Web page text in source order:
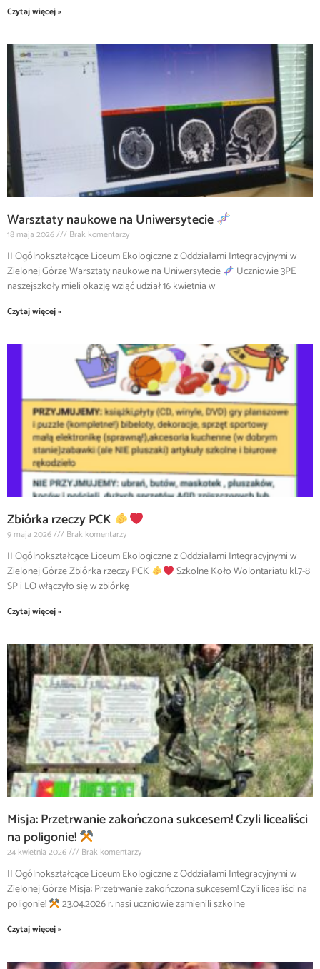
Czytaj więcej »
Warsztaty naukowe na Uniwersytecie
18 maja 2026 Brak komentarzy
II Ogólnokształcące Liceum Ekologiczne z Oddziałami Integracyjnymi w
Zielonej Górze Warsztaty naukowe na Uniwersytecie
Uczniowie 3PE
naszejszkoły mieli okazję wziąć udział 16 kwietnia w
Czytaj więcej »
Zbiórka rzeczy PCK
9 maja 2026 Brak komentarzy
II Ogólnokształcące Liceum Ekologiczne z Oddziałami Integracyjnymi w
Zielonej Górze Zbiórka rzeczy PCK
Szkolne Koło Wolontariatu kl.7-8
SP i LO włączyło się w zbiórkę
Czytaj więcej »
Misja: Przetrwanie zakończona sukcesem! Czyli licealiści
na poligonie!
24 kwietnia 2026 Brak komentarzy
II Ogólnokształcące Liceum Ekologiczne z Oddziałami Integracyjnymi w
Zielonej Górze Misja: Przetrwanie zakończona sukcesem! Czyli licealiści na
poligonie!
23.04.2026 r. nasi uczniowie zamienili szkolne
Czytaj więcej »